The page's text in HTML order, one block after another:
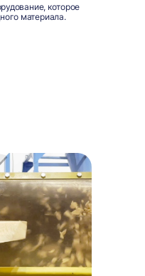
которое
материала.